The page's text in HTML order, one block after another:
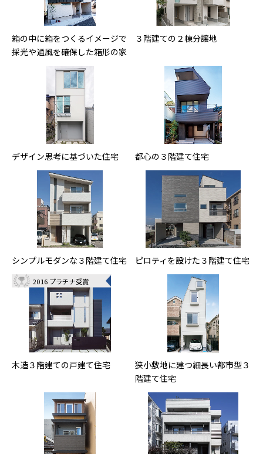
箱の中に箱をつくるイメージで
採光や通風を確保した箱形の家
３階建ての２棟分譲地
デザイン思考に基づいた住宅 都心の３階建て住宅
シンプルモダンな３階建て住宅 ピロティを設けた３階建て住宅
2016 プラチナ受賞
木造３階建ての戸建て住宅
狭小敷地に建つ細長い都市型３
階建て住宅